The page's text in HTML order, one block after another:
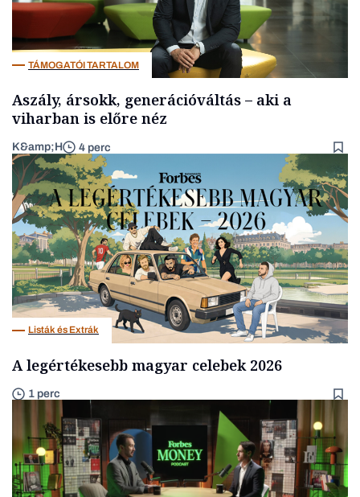
TÁMOGATÓI TARTALOM
Aszály, ársokk, generációváltás – aki a
viharban is előre néz
K&amp;H 4 perc
Listák és Extrák
A legértékesebb magyar celebek 2026
1 perc